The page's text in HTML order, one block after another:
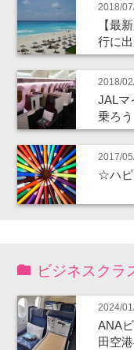
2018/
【最
行に
2018/
JALマ
乗ろう
2017/
☆ハピ
ビジネスクラ
2024/
ANA
田空港